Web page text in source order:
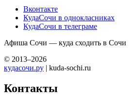
Вконтакте
КудаСочи в однокласниках
КудаСочи в телеграме
Афиша Сочи — куда сходить в Сочи
© 2013–2026
кудасочи.ру | kuda-sochi.ru
Контакты